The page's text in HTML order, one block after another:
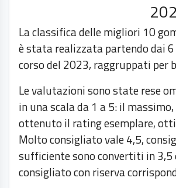
La classifica delle migliori 10
è stata realizzata partendo dai 6
corso del 2023, raggruppati per
Le valutazioni sono state rese
in una scala da 1 a 5: il
ottenuto il rating esemplare,
Molto consigliato vale 4,5,
sufficiente sono convertiti in
consigliato con riserva